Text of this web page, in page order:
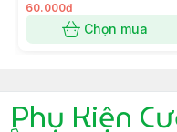
60.000đ
Chọn mua
Phụ Kiện